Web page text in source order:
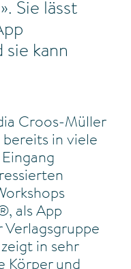
Sie lässt
sie kann
Croos-Müller
in viele
als App
Verlagsgruppe
in sehr
Körper und